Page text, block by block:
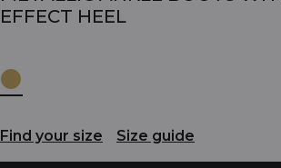
EFFECT HEEL
Find your size Size guide